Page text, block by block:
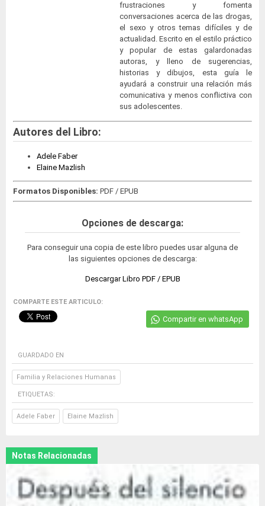
frustraciones y fomenta
conversaciones acerca de las drogas,
el sexo y otros temas difíciles y de
actualidad. Escrito en el estilo práctico
y popular de estas galardonadas
autoras, y lleno de sugerencias,
historias y dibujos, esta guía le
ayudará a construir una relación más
comunicativa y menos conflictiva con
sus adolescentes.
Autores del Libro:
Adele Faber
Elaine Mazlish
Formatos Disponibles: PDF / EPUB
Opciones de descarga:
Para conseguir una copia de este libro puedes usar alguna de
las siguientes opciones de descarga:
Descargar Libro PDF / EPUB
COMPARTE ESTE ARTICULO:
Compartir en whatsApp
GUARDADO EN
Familia y Relaciones Humanas
ETIQUETAS:
Adele Faber Elaine Mazlish
Notas Relacionadas